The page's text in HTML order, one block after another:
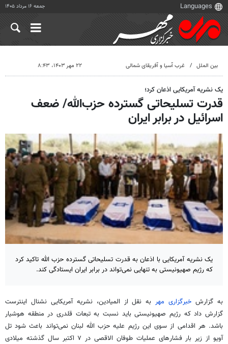
جمعه ۱۶ مرداد ۱۴۰۵
بین الملل غرب آسیا و آفریقای شمالی ۲۲ مهر ۱۴۰۳، ۸:۴۳
یک نشریه آمریکایی اذعان کرد؛
قدرت تسلیحاتی گسترده حزب‌الله/ ضعف
اسرائیل در برابر ایران
یک نشریه آمریکایی با اذعان به قدرت تسلیحاتی گسترده حزب الله تاکید کرد
که رژیم صهیونیستی به تنهایی نمی‌تواند در برابر ایران ایستادگی کند.
به گزارش خبرگزاری مهر به نقل از المیادین، نشریه آمریکایی نشنال اینترست
گزارش داد که رژیم صهیونیستی باید نسبت به تبعات قلدری در منطقه هوشیار
باشد. هر اقدامی از سوی این رژیم علیه حزب الله لبنان نمی‌تواند باعث شود تل
آویو از زیر بار فشارهای عملیات طوفان الاقصی در ۷ اکتبر سال گذشته میلادی